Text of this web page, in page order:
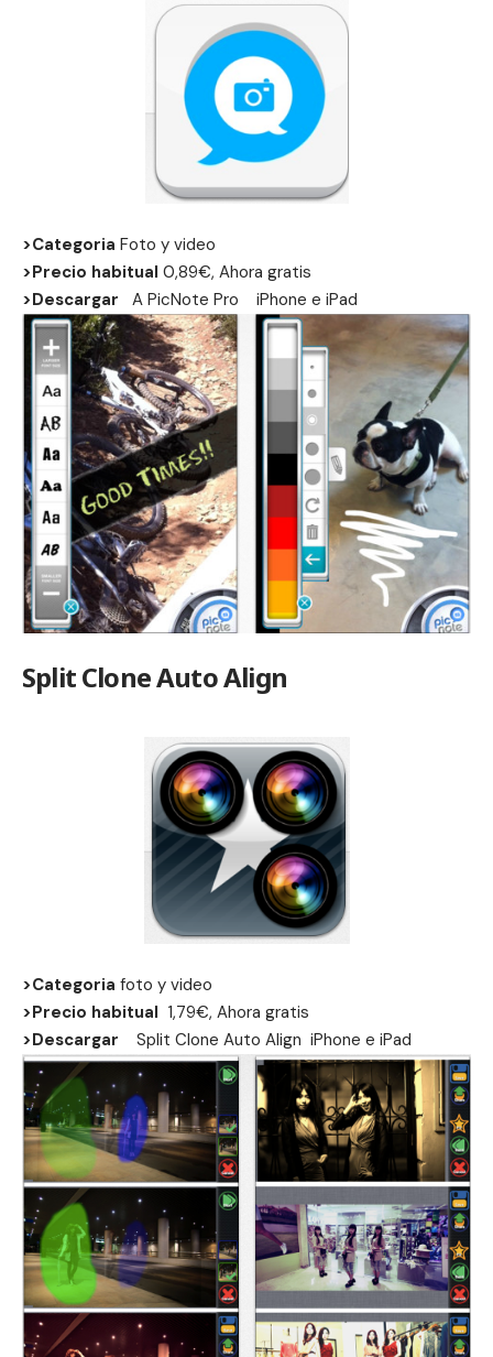
>Categoria Foto y video
>Precio habitual 0,89€, Ahora gratis
>Descargar
A PicNote Pro iPhone e iPad
Split Clone Auto Align
>Categoria foto y video
>Precio habitual 1,79€, Ahora gratis
>Descargar
Split Clone Auto Align iPhone e iPad